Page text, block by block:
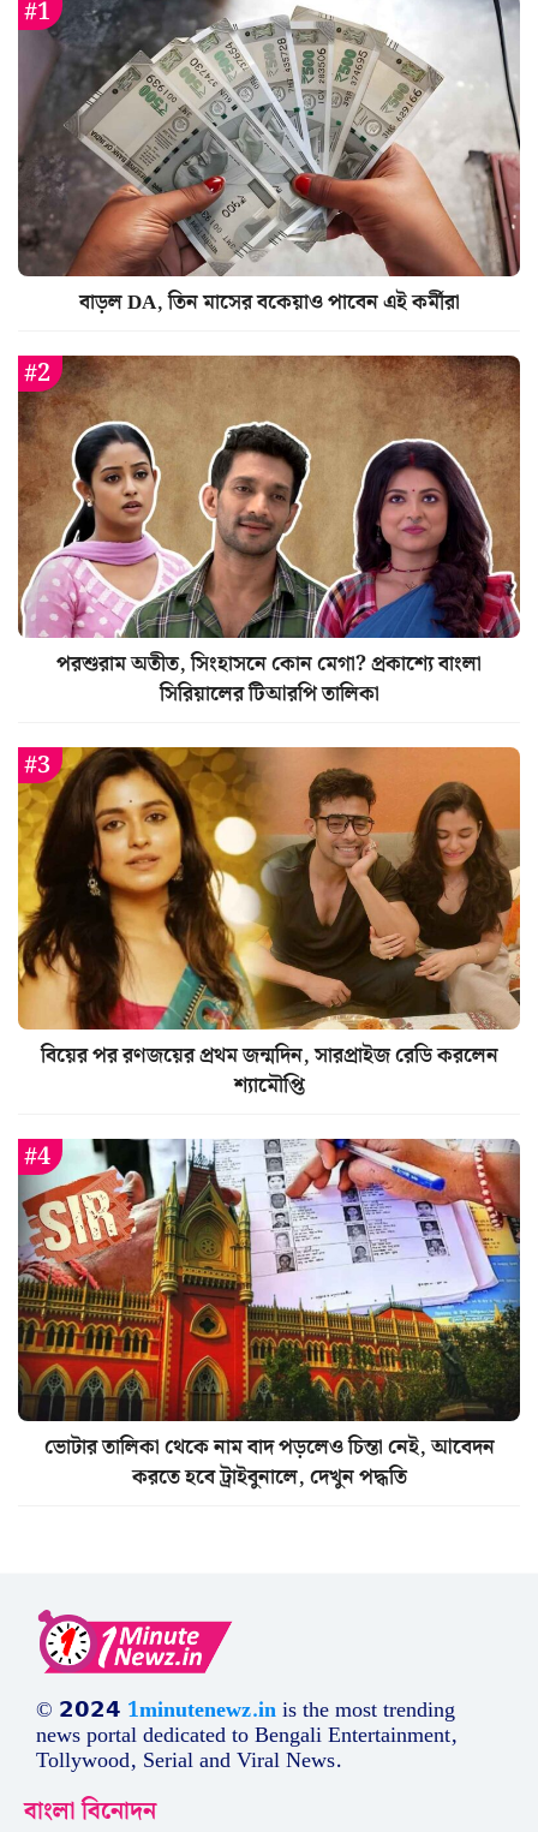
বাড়ল DA, তিন মাসের বকেয়াও পাবেন এই কর্মীরা
পরশুরাম অতীত, সিংহাসনে কোন মেগা? প্রকাশ্যে বাংলা
সিরিয়ালের টিআরপি তালিকা
বিয়ের পর রণজয়ের প্রথম জন্মদিন, সারপ্রাইজ রেডি করলেন
শ্যামৌপ্তি
ভোটার তালিকা থেকে নাম বাদ পড়লেও চিন্তা নেই, আবেদন
করতে হবে ট্রাইবুনালে, দেখুন পদ্ধতি
© 𝟮𝟬𝟮𝟰 1minutenewz.inis the most trending
news portal dedicated to Bengali Entertainment,
Tollywood, Serial and Viral News.
বাংলা বিনোদন